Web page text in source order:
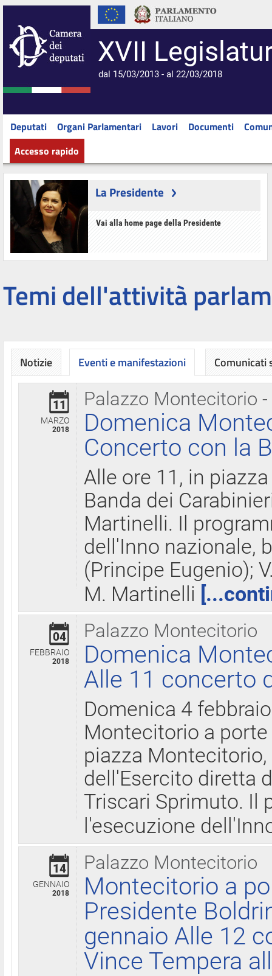
XVII
dal 15/03/2013 - al 22/03/2018
Deputati Organi Parlamentari Lavori Documenti
Accesso rapido
La Presidente
Vai alla home page della Presidente
Temi dell'attività
Notizie Eventi e manifestazioni
Palazzo Montecitorio
11
MARZO
2018
Domenica
Concerto con la
Alle ore 11, in
Banda dei
Martinelli. Il
dell'Inno nazionale,
(Principe Eugenio);
M. Martinelli
Palazzo Montecitorio
04
FEBBRAIO
2018
Domenica
Alle 11 concerto
Domenica 4
Montecitorio a
piazza
dell'Esercito diretta
Triscari Sprimuto. Il
l'esecuzione
Palazzo Montecitorio
14
GENNAIO
2018
Montecitorio a
Presidente
gennaio Alle 12
Vince Tempera
Comunicati